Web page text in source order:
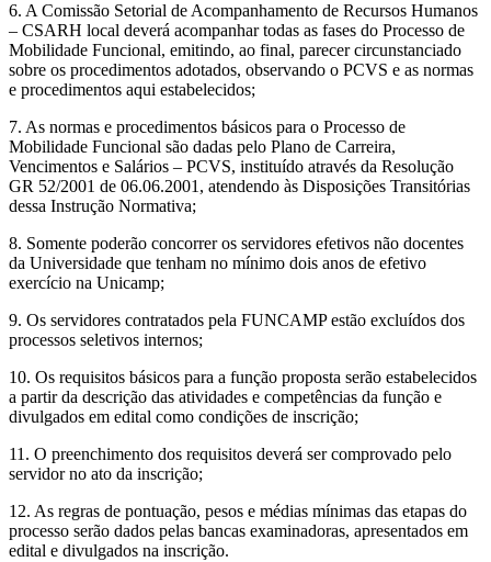
6. A Comissão Setorial de Acompanhamento de Recursos Humanos
– CSARH local deverá acompanhar todas as fases do Processo de
Mobilidade Funcional, emitindo, ao final, parecer circunstanciado
sobre os procedimentos adotados, observando o PCVS e as normas
e procedimentos aqui estabelecidos;
7. As normas e procedimentos básicos para o Processo de
Mobilidade Funcional são dadas pelo Plano de Carreira,
Vencimentos e Salários – PCVS, instituído através da Resolução
GR 52/2001 de 06.06.2001, atendendo às Disposições Transitórias
dessa Instrução Normativa;
8. Somente poderão concorrer os servidores efetivos não docentes
da Universidade que tenham no mínimo dois anos de efetivo
exercício na Unicamp;
9. Os servidores contratados pela FUNCAMP estão excluídos dos
processos seletivos internos;
10. Os requisitos básicos para a função proposta serão estabelecidos
a partir da descrição das atividades e competências da função e
divulgados em edital como condições de inscrição;
11. O preenchimento dos requisitos deverá ser comprovado pelo
servidor no ato da inscrição;
12. As regras de pontuação, pesos e médias mínimas das etapas do
processo serão dados pelas bancas examinadoras, apresentados em
edital e divulgados na inscrição.